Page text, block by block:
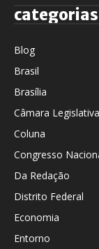
categorias
Blog
Brasil
Brasília
Câmara Legislativa
Coluna
Congresso
Da Redação
Distrito Federal
Economia
Entorno